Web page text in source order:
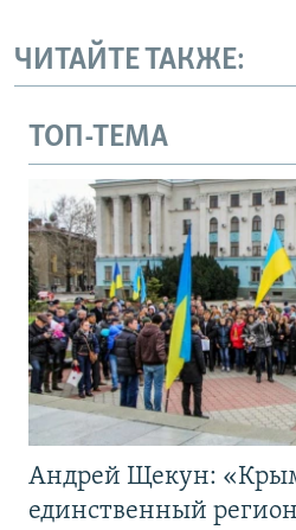
ЧИТАЙТЕ ТАКЖЕ:
ТОП-ТЕМА
Андрей Щекун:
единственный